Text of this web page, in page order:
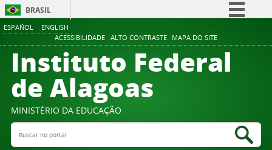
ESPAÑOL ENGLISH
ACESSIBILIDADE ALTO CONTRASTE MAPA DO SITE
BRASIL
Comunica BR
Participe
Canais
Instituto Federal
de Alagoas
MINISTÉRIO DA EDUCAÇÃO
Buscar no portal